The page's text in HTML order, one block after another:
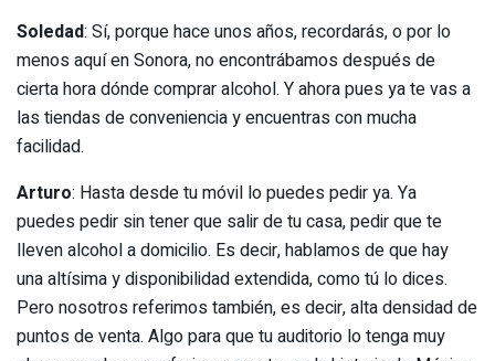
Soledad: Sí, porque hace unos años, recordarás, o por lo
menos aquí en Sonora, no encontrábamos después de
cierta hora dónde comprar alcohol. Y ahora pues ya te vas a
las tiendas de conveniencia y encuentras con mucha
facilidad.
Arturo: Hasta desde tu móvil lo puedes pedir ya. Ya
puedes pedir sin tener que salir de tu casa, pedir que te
lleven alcohol a domicilio. Es decir, hablamos de que hay
una altísima y disponibilidad extendida, como tú lo dices.
Pero nosotros referimos también, es decir, alta densidad de
puntos de venta. Algo para que tu auditorio lo tenga muy